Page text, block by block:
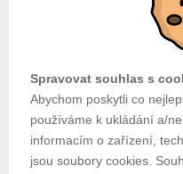
Spravovat souhlas s
Abychom poskytli co
používáme k ukládání a/
informacím o zařízení,
jsou soubory cookies.